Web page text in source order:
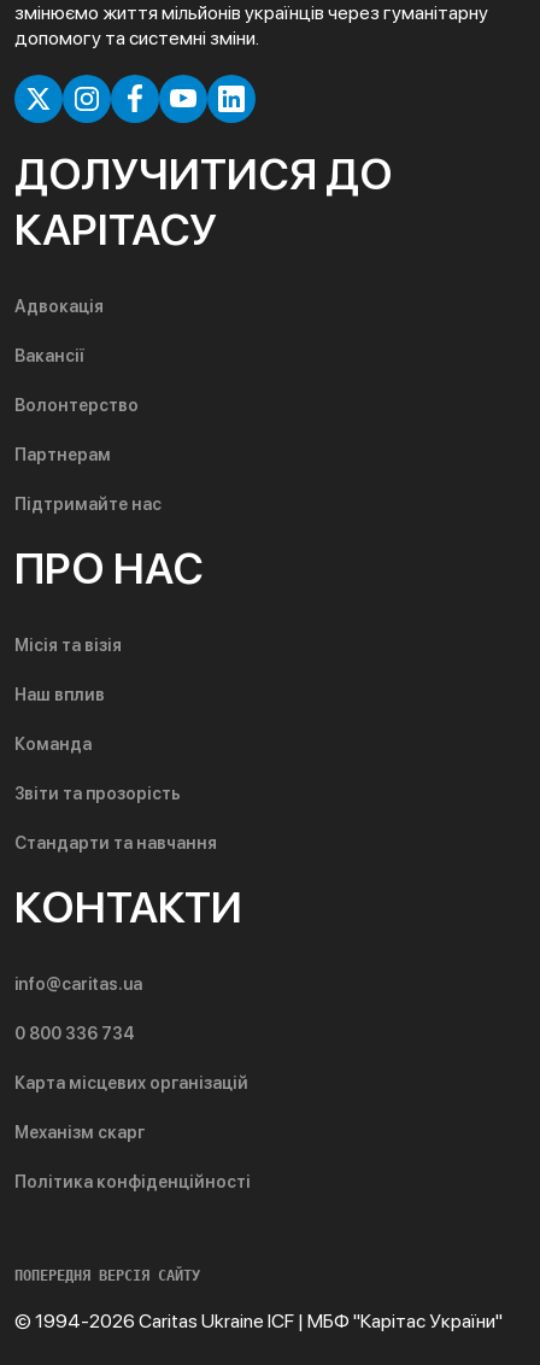
змінюємо життя мільйонів українців через гуманітарну
допомогу та системні зміни.
ДОЛУЧИТИСЯ ДО
КАРІТАСУ
Адвокація
Вакансії
Волонтерство
Партнерам
Підтримайте нас
ПРО НАС
Місія та візія
Наш вплив
Команда
Звіти та прозорість
Стандарти та навчання
КОНТАКТИ
info@caritas.ua
0 800 336 734
Карта місцевих організацій
Механізм скарг
Політика конфіденційності
ПОПЕРЕДНЯ ВЕРСІЯ САЙТУ
© 1994-2026 Caritas Ukraine ICF | МБФ "Карітас України"